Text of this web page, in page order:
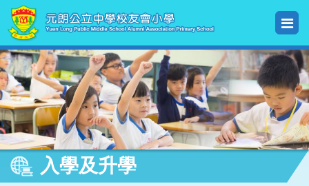
入學及升學